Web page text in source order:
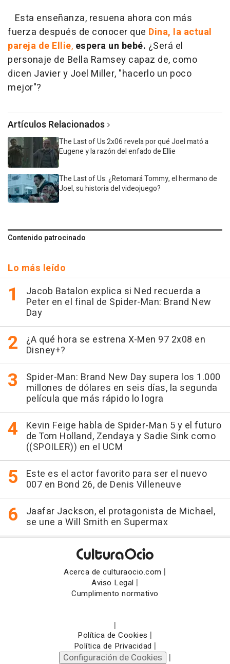
Esta enseñanza, resuena ahora con más
fuerza después de conocer que Dina, la actual
pareja de Ellie, espera un bebé. ¿Será el
personaje de Bella Ramsey capaz de, como
dicen Javier y Joel Miller, "hacerlo un poco
mejor"?
Artículos Relacionados
The Last of Us 2x06 revela por qué Joel mató a
Eugene y la razón del enfado de Ellie
The Last of Us: ¿Retomará Tommy, el hermano de
Joel, su historia del videojuego?
Contenido patrocinado
Lo más leído
Jacob Batalon explica si Ned recuerda a
Peter en el final de Spider-Man: Brand New
Day
¿A qué hora se estrena X-Men 97 2x08 en
Disney+?
Spider-Man: Brand New Day supera los 1.000
millones de dólares en seis días, la segunda
película que más rápido lo logra
Kevin Feige habla de Spider-Man 5 y el futuro
de Tom Holland, Zendaya y Sadie Sink como
((SPOILER)) en el UCM
Este es el actor favorito para ser el nuevo
007 en Bond 26, de Denis Villeneuve
Jaafar Jackson, el protagonista de Michael,
se une a Will Smith en Supermax
Acerca de culturaocio.com |
Aviso Legal |
Cumplimento normativo
|
Política de Cookies |
Política de Privacidad |
Configuración de Cookies |